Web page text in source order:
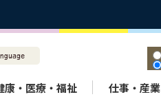
康・医療・福祉 仕事・産業